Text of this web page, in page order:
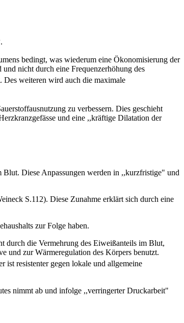
.
bedingt, was wiederum eine Ökonomisierung der
nicht durch eine Frequenzerhöhung des
Des weiteren wird auch die maximale
zu verbessern. Dies geschieht
und eine ,,kräftige Dilatation der
Diese Anpassungen werden in ,,kurzfristige" und
S.112). Diese Zunahme erklärt sich durch eine
zur Folge haben.
durch die Vermehrung des Eiweißanteils im Blut,
und zur Wärmeregulation des Körpers benutzt.
ist resistenter gegen lokale und allgemeine
nimmt ab und infolge ,,verringerter Druckarbeit"